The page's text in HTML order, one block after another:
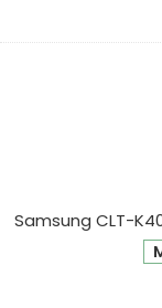
Samsung CLT-